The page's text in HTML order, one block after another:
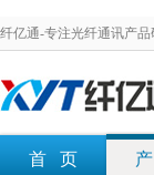
纤亿通-专注光纤通讯产
首 页